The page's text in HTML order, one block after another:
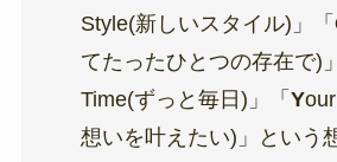
Style(新しいスタイル)」「
てたったひとつの存在で)
Time(ずっと毎日)」「Y
想いを叶えたい)」という